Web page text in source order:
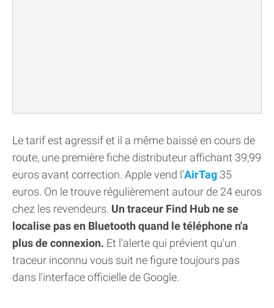
Le tarif est agressif et il a même baissé en cours de
route, une première fiche distributeur affichant 39,99
euros avant correction. Apple vend l'AirTag 35
euros. On le trouve régulièrement autour de 24 euros
chez les revendeurs. Un traceur Find Hub ne se
localise pas en Bluetooth quand le téléphone n'a
plus de connexion. Et l'alerte qui prévient qu'un
traceur inconnu vous suit ne figure toujours pas
dans l'interface officielle de Google.